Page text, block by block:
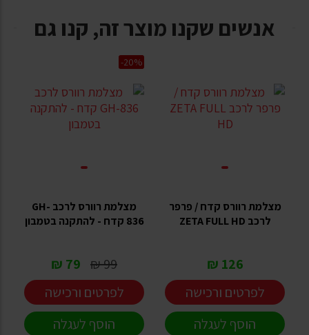
אנשים שקנו מוצר זה, קנו גם
מצלמת רוורס קדח / פרפר
לרכב ZETA FULL HD
126 ₪
לפרטים ורכישה
הוסף לעגלה
מצלמת רוורס לרכב GH-
836 קדח - להתקנה בטמבון
99 ₪
79 ₪
-20%
לפרטים ורכישה
הוסף לעגלה